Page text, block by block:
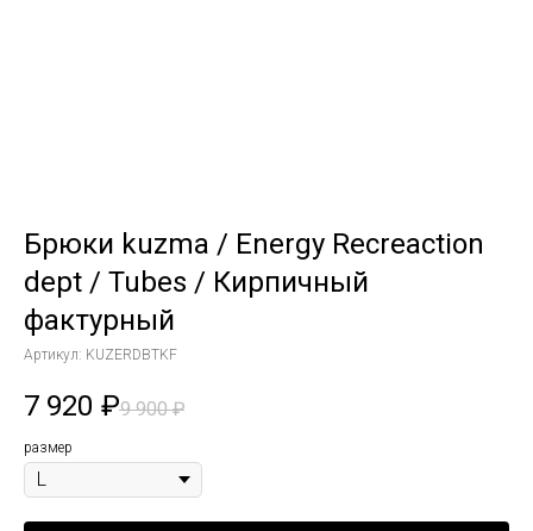
Брюки kuzma / Energy Recreaction
dept / Tubes / Кирпичный
фактурный
Артикул: KUZERDBTKF
7 920 ₽9 900 ₽
размер